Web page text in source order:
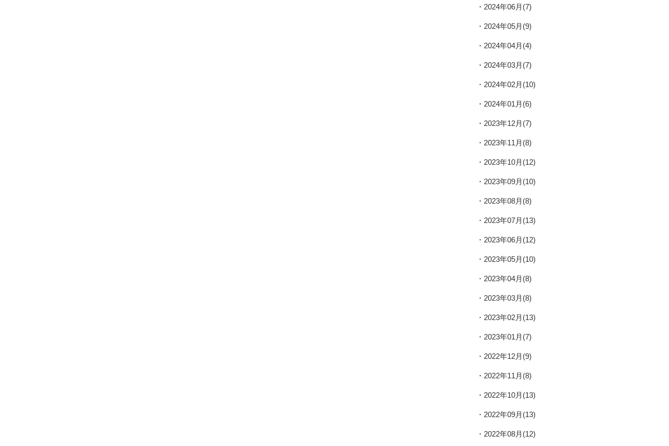
2024年06月(7)
2024年05月(9)
2024年04月(4)
2024年03月(7)
2024年02月(10)
2024年01月(6)
2023年12月(7)
2023年11月(8)
2023年10月(12)
2023年09月(10)
2023年08月(8)
2023年07月(13)
2023年06月(12)
2023年05月(10)
2023年04月(8)
2023年03月(8)
2023年02月(13)
2023年01月(7)
2022年12月(9)
2022年11月(8)
2022年10月(13)
2022年09月(13)
2022年08月(12)